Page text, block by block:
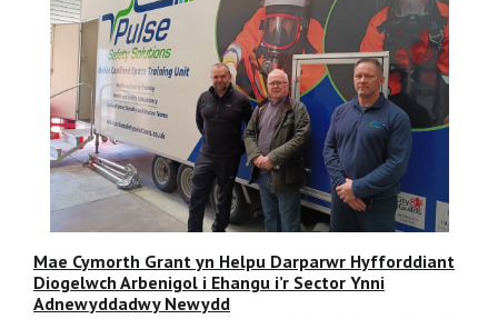
Mae Cymorth Grant yn Helpu Darparwr Hyfforddiant
Diogelwch Arbenigol i Ehangu i’r Sector Ynni
Adnewyddadwy Newydd